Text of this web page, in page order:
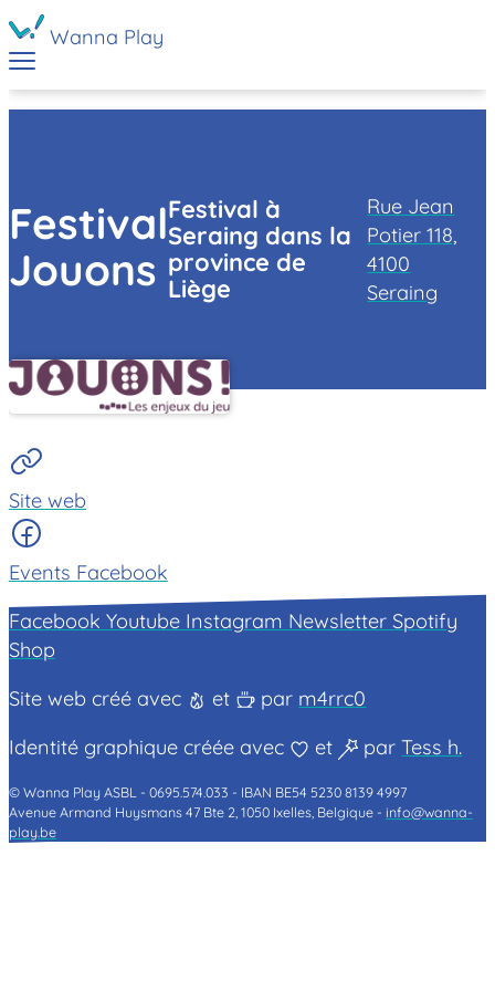
Wanna Play
Festival
Jouons
Festival à
Seraing dans la
province de
Liège
Rue Jean
Potier 118,
4100
Seraing
Site web
Events Facebook
Facebook Youtube Instagram Newsletter Spotify
Shop
Site web créé avec
et par m4rrc0
Identité graphique créée avec
et parTess h.
© Wanna Play ASBL - 0695.574.033 - IBAN BE54 5230 8139 4997
Avenue Armand Huysmans 47 Bte 2, 1050 Ixelles, Belgique -